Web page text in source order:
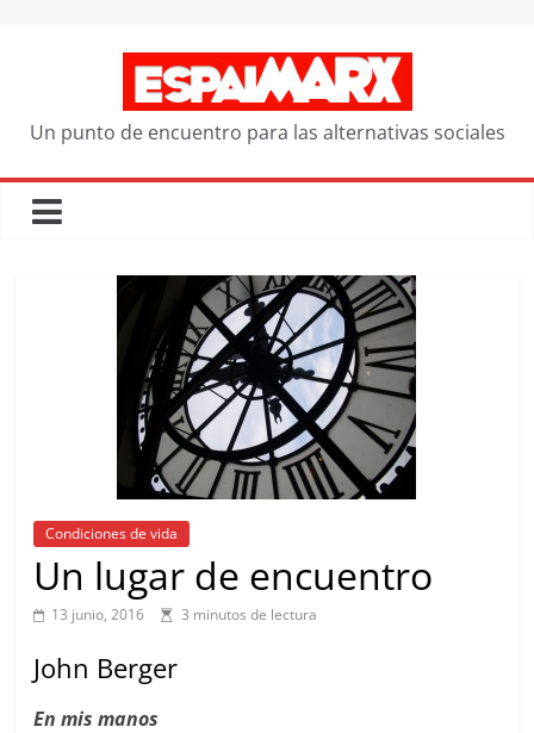
Un punto de encuentro para las alternativas sociales
Condiciones de vida
Un lugar de encuentro
13 junio, 2016 3 minutos de lectura
John Berger
En mis manos